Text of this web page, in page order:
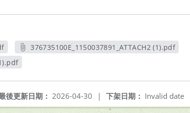
376735100E_1150037891_ATTACH2 (1).pdf
下架日期： Invalid date
後更新日期： 2026-04-30 |